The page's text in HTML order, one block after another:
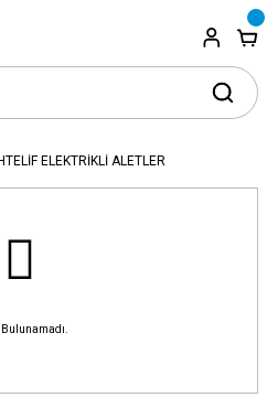
ELEKTRİKLİ ALETLER